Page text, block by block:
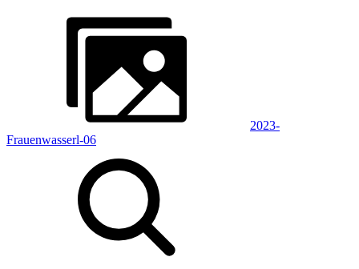
2023-
Frauenwasserl-06